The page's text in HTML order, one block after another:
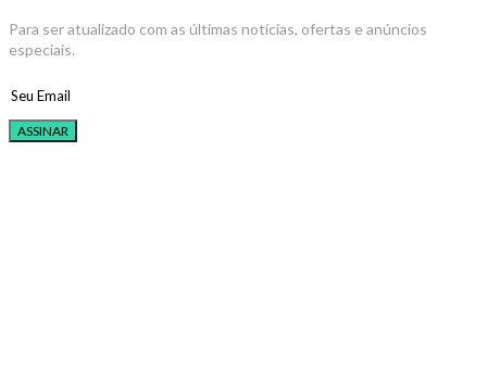
Para ser atualizado com as últimas notícias, ofertas e anúncios
especiais.
ASSINAR